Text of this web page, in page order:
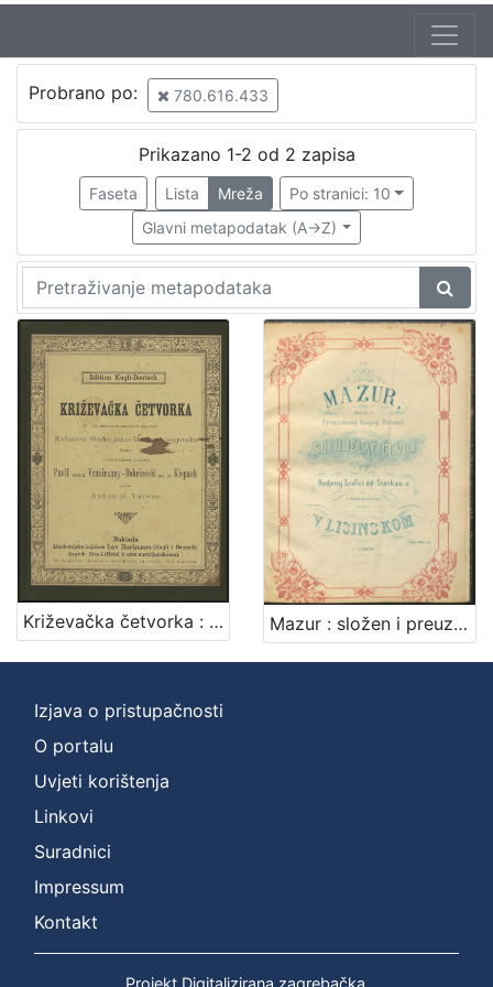
Jezik
hrvatski
Zbirka
Notni zapisi
1
Probrano po: 780.616.433
Prikazano 1-2 od 2 zapisa
Faseta Lista Mreža
Po stranici: 10
Glavni metapodatak (A->Z)
Križevačka četvorka : [op. 1] / po hrvatskih narodnih napjevih Kuhačeve Sbirke južno slov.-nar. popjevaka skladao i visokorodjenoj gospodji Pauli barunici Vraniczany-Dobrinović rodj. pl. Kiepach posvetio Antun pl. Vancaš Mazur : složen i preuzvišenoj gospoji baronici Sofii Jelačićevoj rodjenoj grofici od Strockau-a u dubokom štovanju posvetjen / V. Lisinskom
Izjava o pristupačnosti
O portalu
Uvjeti korištenja
Linkovi
Suradnici
Impressum
Kontakt